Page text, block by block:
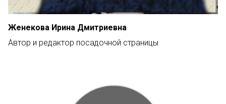
Женекова Ирина Дмитриевна
Автор и редактор посадочной страницы